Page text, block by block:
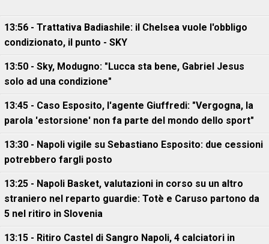
13:56 - Trattativa Badiashile: il Chelsea vuole l'obbligo
condizionato, il punto - SKY
13:50 - Sky, Modugno: "Lucca sta bene, Gabriel Jesus
solo ad una condizione"
13:45 - Caso Esposito, l'agente Giuffredi: "Vergogna, la
parola 'estorsione' non fa parte del mondo dello sport"
13:30 - Napoli vigile su Sebastiano Esposito: due cessioni
potrebbero fargli posto
13:25 - Napoli Basket, valutazioni in corso su un altro
straniero nel reparto guardie: Totè e Caruso partono da
5 nel ritiro in Slovenia
13:15 - Ritiro Castel di Sangro Napoli, 4 calciatori in